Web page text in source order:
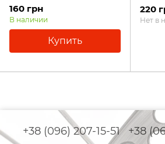
160 грн
В наличии
Купить
220
Нет в
+38 (096) 207-15-51 +38